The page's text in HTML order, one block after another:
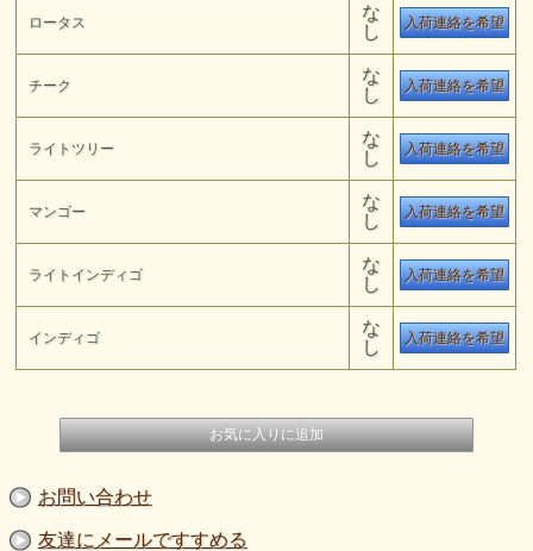
ロータス
な
し
入荷連絡を希望
チーク
な
し
入荷連絡を希望
ライトツリー
な
し
入荷連絡を希望
マンゴー
な
し
入荷連絡を希望
ライトインディゴ
な
し
入荷連絡を希望
インディゴ
な
し
入荷連絡を希望
お問い合わせ
友達にメールですすめる